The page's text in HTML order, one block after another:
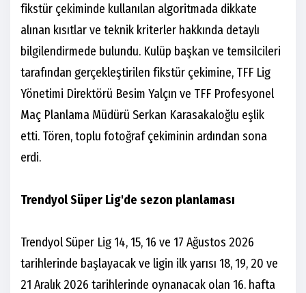
fikstür çekiminde kullanılan algoritmada dikkate
alınan kısıtlar ve teknik kriterler hakkında detaylı
bilgilendirmede bulundu. Kulüp başkan ve temsilcileri
tarafından gerçekleştirilen fikstür çekimine, TFF Lig
Yönetimi Direktörü Besim Yalçın ve TFF Profesyonel
Maç Planlama Müdürü Serkan Karasakaloğlu eşlik
etti. Tören, toplu fotoğraf çekiminin ardından sona
erdi.
Trendyol Süper Lig'de sezon planlaması
Trendyol Süper Lig 14, 15, 16 ve 17 Ağustos 2026
tarihlerinde başlayacak ve ligin ilk yarısı 18, 19, 20 ve
21 Aralık 2026 tarihlerinde oynanacak olan 16. hafta